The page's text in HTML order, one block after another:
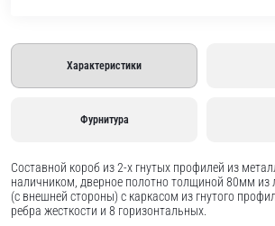
Характеристики
Фурнитура
Составной короб из 2-х гнутых профилей из
наличником, дверное полотно толщиной 80мм из
(с внешней стороны) c каркасом из гнутого
ребра жесткости и 8 горизонтальных.